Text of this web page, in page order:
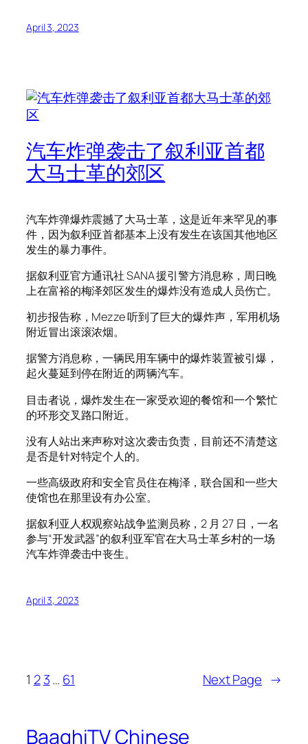
April 3, 2023
汽车炸弹袭击了叙利亚首都
大马士革的郊区
汽车炸弹爆炸震撼了大马士革，这是近年来罕见的事
件，因为叙利亚首都基本上没有发生在该国其他地区
发生的暴力事件。
据叙利亚官方通讯社 SANA 援引警方消息称，周日晚
上在富裕的梅泽郊区发生的爆炸没有造成人员伤亡。
初步报告称，Mezze 听到了巨大的爆炸声，军用机场
附近冒出滚滚浓烟。
据警方消息称，一辆民用车辆中的爆炸装置被引爆，
起火蔓延到停在附近的两辆汽车。
目击者说，爆炸发生在一家受欢迎的餐馆和一个繁忙
的环形交叉路口附近。
没有人站出来声称对这次袭击负责，目前还不清楚这
是否是针对特定个人的。
一些高级政府和安全官员住在梅泽，联合国和一些大
使馆也在那里设有办公室。
据叙利亚人权观察站战争监测员称，2 月 27 日，一名
参与“开发武器”的叙利亚军官在大马士革乡村的一场
汽车炸弹袭击中丧生。
April 3, 2023
1 2 3… 61 Next Page →
BaaghiTV Chinese